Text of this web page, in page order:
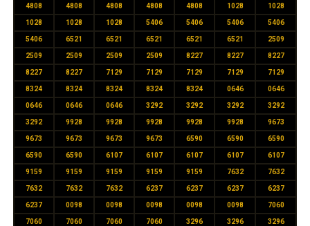
4808 4808 4808 4808 4808 1028 1028
1028 1028 1028 5406 5406 5406 5406
5406 6521 6521 6521 6521 6521 2509
2509 2509 2509 2509 8227 8227 8227
8227 8227 7129 7129 7129 7129 7129
8324 8324 8324 8324 8324 0646 0646
0646 0646 0646 3292 3292 3292 3292
3292 9928 9928 9928 9928 9928 9673
9673 9673 9673 9673 6590 6590 6590
6590 6590 6107 6107 6107 6107 6107
9159 9159 9159 9159 9159 7632 7632
7632 7632 7632 6237 6237 6237 6237
6237 0098 0098 0098 0098 0098 7060
7060 7060 7060 7060 3296 3296 3296